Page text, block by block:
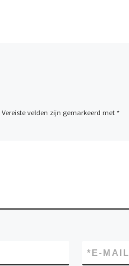
Vereiste velden zijn gemarkeerd met *
E-MAIL
*